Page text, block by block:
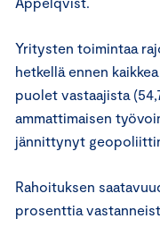
Yritysten toimintaa
hetkellä ennen
puolet vastaajista
ammattimaisen
jännittynyt
Rahoituksen
prosenttia